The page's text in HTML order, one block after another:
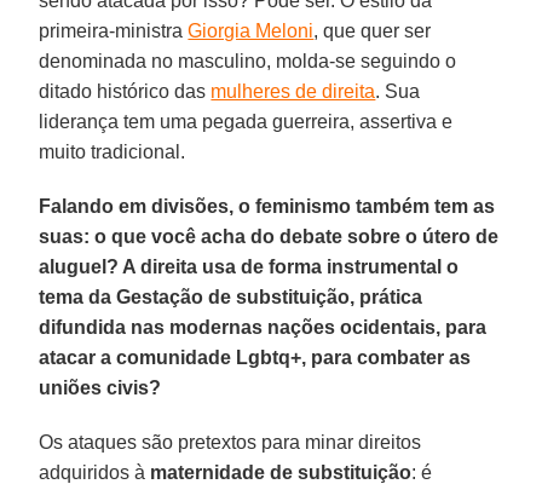
primeira-ministraGiorgia Meloni, que quer ser
denominada no masculino, molda-se seguindo o
ditado histórico das mulheres de direita. Sua
liderança tem uma pegada guerreira, assertiva e
muito tradicional.
Falando em divisões, o feminismo também tem as
suas: o que você acha do debate sobre o útero de
aluguel? A direita usa de forma instrumental o
tema da Gestação de substituição, prática
difundida nas modernas nações ocidentais, para
atacar a comunidade Lgbtq+, para combater as
uniões civis?
Os ataques são pretextos para minar direitos
adquiridos à maternidade de substituição: é